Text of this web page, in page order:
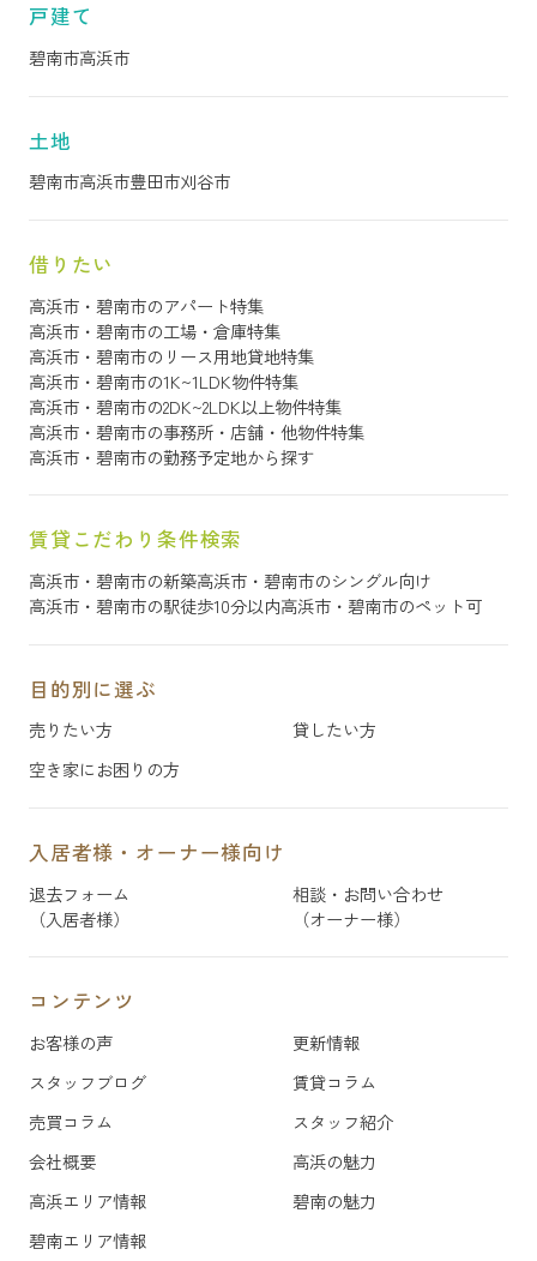
戸建て
碧南市高浜市
土地
碧南市高浜市豊田市刈谷市
借りたい
高浜市・碧南市のアパート特集
高浜市・碧南市の工場・倉庫特集
高浜市・碧南市のリース用地貸地特集
高浜市・碧南市の1K~1LDK物件特集
高浜市・碧南市の2DK~2LDK以上物件特集
高浜市・碧南市の事務所・店舗・他物件特集
高浜市・碧南市の勤務予定地から探す
賃貸こだわり条件検索
高浜市・碧南市の新築高浜市・碧南市のシングル向け
高浜市・碧南市の駅徒歩10分以内高浜市・碧南市のペット可
目的別に選ぶ
売りたい方
貸したい方
空き家にお困りの方
入居者様・オーナー様向け
退去フォーム
（入居者様）
相談・お問い合わせ
（オーナー様）
コンテンツ
お客様の声
更新情報
スタッフブログ
賃貸コラム
売買コラム
スタッフ紹介
会社概要
高浜の魅力
高浜エリア情報
碧南の魅力
碧南エリア情報